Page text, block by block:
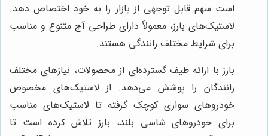
است سهم قابل توجهی از بازار را به خود اختصاص دهد.
لاستیک‌های بارز، معمولاً دارای طراحی آج متنوع و مناسب
برای شرایط مختلف رانندگی هستند.
بارز با ارائه طیف گسترده‌ای از محصولات، نیازهای مختلف
رانندگان را پوشش می‌دهد. از لاستیک‌های مخصوص
خودروهای سواری کوچک گرفته تا لاستیک‌های مناسب
برای خودروهای شاسی بلند، بارز تلاش کرده است تا